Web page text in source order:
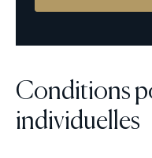
Conditions
individuelles